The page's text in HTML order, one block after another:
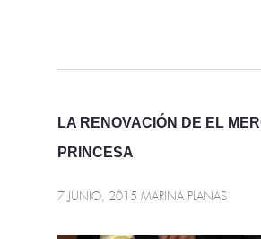
LA RENOVACIÓN DE EL
PRINCESA
7 JUNIO, 2015 MARINA PLANAS